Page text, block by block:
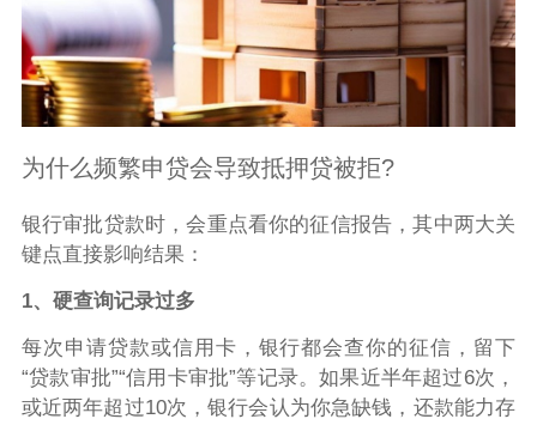
为什么频繁申贷会导致抵押贷被拒?
银行审批贷款时，会重点看你的征信报告，其中两大关
键点直接影响结果：
1、硬查询记录过多
每次申请贷款或信用卡，银行都会查你的征信，留下
“贷款审批”“信用卡审批”等记录。如果近半年超过6次，
或近两年超过10次，银行会认为你急缺钱，还款能力存